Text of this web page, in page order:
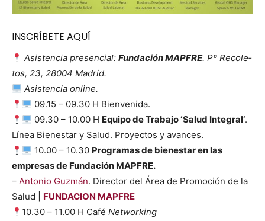
INSCRÍBETE AQUÍ
Asis­ten­cia pres­en­cial:Fun­dación MAPFRE. Pº Reco­le­
tos, 23, 28004 Madrid.
Asis­ten­cia online.
09.15 – 09.30 H Bien­veni­da.
09.30 – 10.00 H Equipo de Tra­ba­jo ‘Salud Inte­gral’.
Línea Bien­es­tar y Salud. Proyec­tos y avances.
10.00 – 10.30 Pro­gra­mas de bien­es­tar en las
empre­sas de Fun­dación MAPFRE.
– Anto­nio Guzmán. Direc­tor del Área de Pro­mo­ción de la
Salud | FUNDACION MAPFRE
10.30 – 11.00 H CaféNet­work­ing